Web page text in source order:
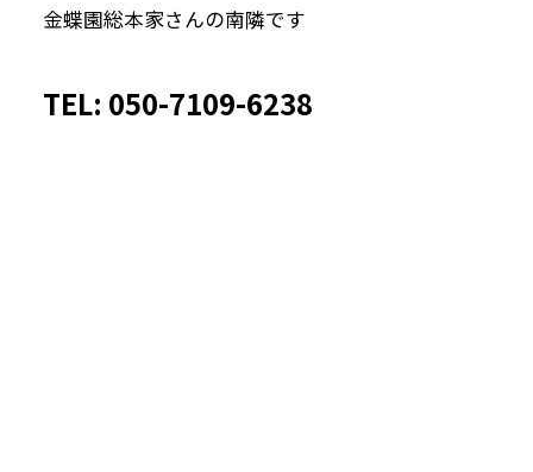
金蝶園総本家さんの南隣です
TEL: 050-7109-6238